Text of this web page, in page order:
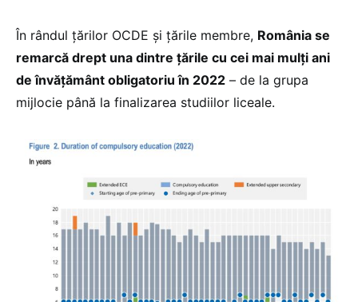
În rândul țărilor OCDE și țările membre, România se
remarcă drept una dintre țările cu cei mai mulți ani
de învățământ obligatoriu în 2022 – de la grupa
mijlocie până la finalizarea studiilor liceale.